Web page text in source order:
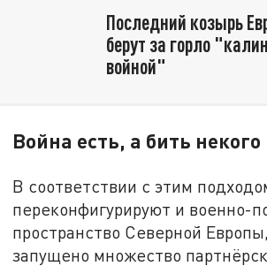
Последний козырь
берут за горло
войной"
Война есть, а бить некого
В соответствии с этим
переконфигурируют и военно-
пространство Северной
запущено множество